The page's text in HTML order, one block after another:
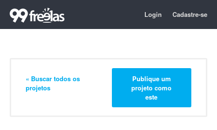
Login Cadastre-se
« Buscar todos os
projetos
Publique um
projeto como
este